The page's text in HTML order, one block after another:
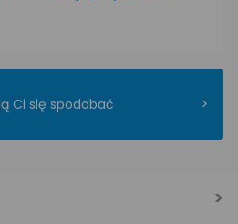
Ci się spodobać >